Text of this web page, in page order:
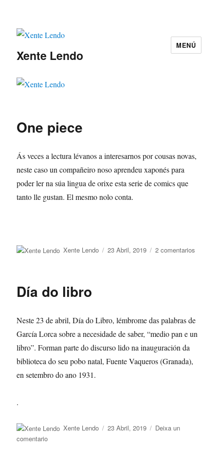
Xente Lendo
MENÚ
One piece
Ás veces a lectura lévanos a interesarnos por cousas novas,
neste caso un compañeiro noso aprendeu xaponés para
poder ler na súa lingua de orixe esta serie de comics que
tanto lle gustan. El mesmo nolo conta.
Autor
Xente Lendo
Publicado
23 Abril, 2019 2 comentarios
Día do libro
Neste 23 de abril, Día do Libro, lémbrome das palabras de
García Lorca sobre a necesidade de saber, “medio pan e un
libro”. Forman parte do discurso lido na inauguración da
biblioteca do seu pobo natal, Fuente Vaqueros (Granada),
en setembro do ano 1931.
.
Autor
Xente Lendo
Publicado
23 Abril, 2019
Deixa un
comentarioen